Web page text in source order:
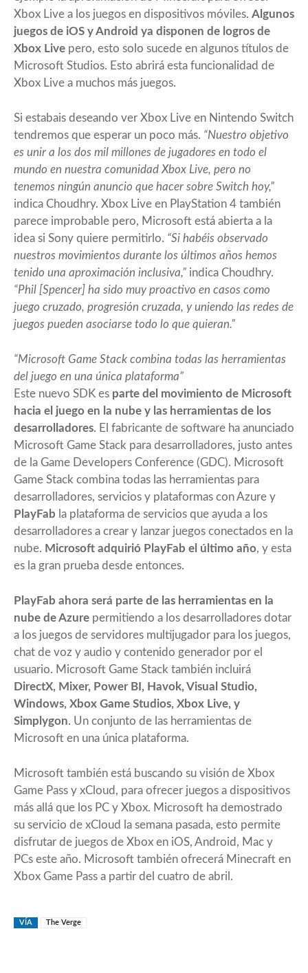
Xbox Live a los juegos en dispositivos móviles. Algunos
juegos de iOS y Android ya disponen de logros de
Xbox Live pero, esto solo sucede en algunos títulos de
Microsoft Studios. Esto abrirá esta funcionalidad de
Xbox Live a muchos más juegos.
Si estabais deseando ver Xbox Live en Nintendo Switch
tendremos que esperar un poco más. “Nuestro objetivo
es unir a los dos mil millones de jugadores en todo el
mundo en nuestra comunidad Xbox Live, pero no
tenemos ningún anuncio que hacer sobre Switch hoy,”
indica Choudhry. Xbox Live en PlayStation 4 también
parece improbable pero, Microsoft está abierta a la
idea si Sony quiere permitirlo. “Si habéis observado
nuestros movimientos durante los últimos años hemos
tenido una aproximación inclusiva,” indica Choudhry.
“Phil [Spencer] ha sido muy proactivo en casos como
juego cruzado, progresión cruzada, y uniendo las redes de
juegos pueden asociarse todo lo que quieran.”
Microsoft Game Stack combina todas las herramientas
del juego en una única plataforma
Este nuevo SDK es parte del movimiento de Microsoft
hacia el juego en la nube y las herramientas de los
desarrolladores. El fabricante de software ha anunciado
Microsoft Game Stack para desarrolladores, justo antes
de la Game Developers Conference (GDC). Microsoft
Game Stack combina todas las herramientas para
desarrolladores, servicios y plataformas con Azure y
PlayFab la plataforma de servicios que ayuda a los
desarrolladores a crear y lanzar juegos conectados en la
nube. Microsoft adquirió PlayFab el último año, y esta
es la gran prueba desde entonces.
PlayFab ahora será parte de las herramientas en la
nube de Azure permitiendo a los desarrolladores dotar
a los juegos de servidores multijugador para los juegos,
chat de voz y audio y contenido generador por el
usuario. Microsoft Game Stack también incluirá
DirectX, Mixer, Power BI, Havok, Visual Studio,
Windows, Xbox Game Studios, Xbox Live, y
Simplygon. Un conjunto de las herramientas de
Microsoft en una única plataforma.
Microsoft también está buscando su visión de Xbox
Game Pass y xCloud, para ofrecer juegos a dispositivos
más allá que los PC y Xbox. Microsoft ha demostrado
su servicio de xCloud la semana pasada, esto permite
disfrutar de juegos de Xbox en iOS, Android, Mac y
PCs este año. Microsoft también ofrecerá Minecraft en
Xbox Game Pass a partir del cuatro de abril.
VÍA The Verge